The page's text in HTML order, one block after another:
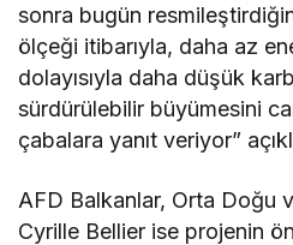
sonra bugün
ölçeği itibarıyla, daha az
dolayısıyla daha düşük
sürdürülebilir büyümesini
çabalara yanıt veriyor”
AFD Balkanlar, Orta Doğu
Cyrille Bellier ise projenin